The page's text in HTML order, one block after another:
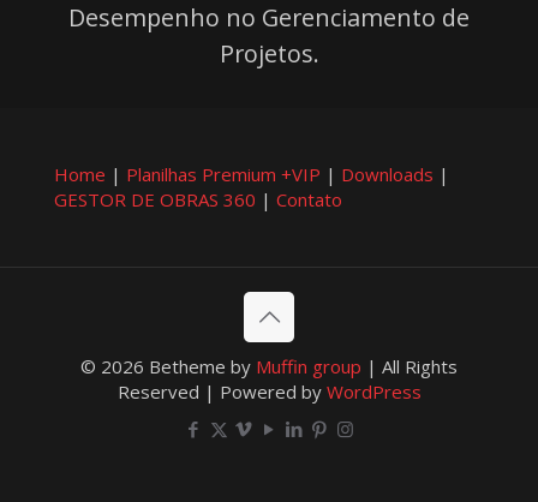
Desempenho no Gerenciamento de
Projetos.
Home | Planilhas Premium +VIP | Downloads |
GESTOR DE OBRAS 360 | Contato
© 2026 Betheme by Muffin group | All Rights
Reserved | Powered by WordPress